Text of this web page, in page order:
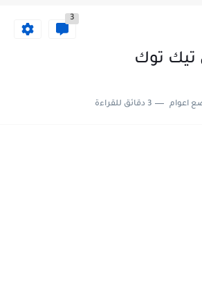
3
تيك توك
اعوام 3 دقائق للقراءة